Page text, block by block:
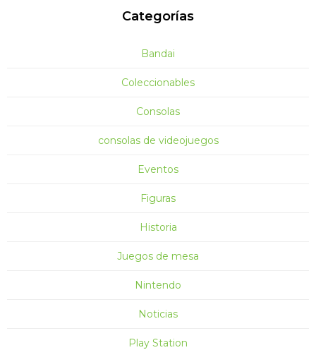
Categorías
Bandai
Coleccionables
Consolas
consolas de videojuegos
Eventos
Figuras
Historia
Juegos de mesa
Nintendo
Noticias
Play Station